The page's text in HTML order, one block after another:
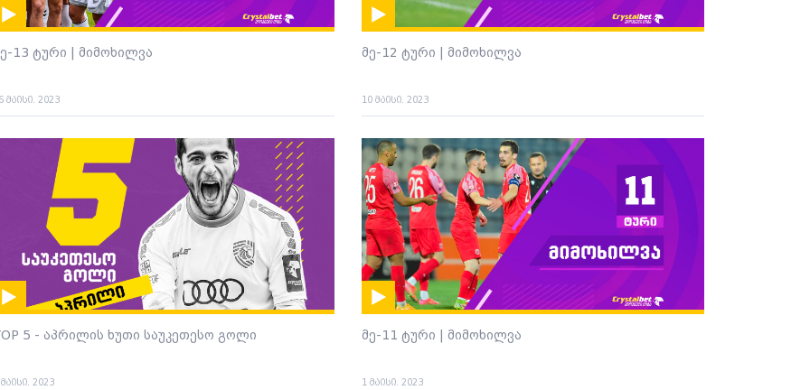
13 ტური | მიმოხილვა
მაისი. 2023
მე-12 ტური | მიმოხილვა
10 მაისი. 2023
5 - აპრილის ხუთი საუკეთესო გოლი
2023
მე-11 ტური | მიმოხილვა
1 მაისი. 2023